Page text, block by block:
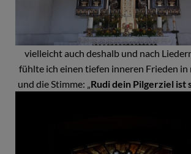
vielleicht auch deshalb und nach
fühlte ich einen tiefen inneren Frieden in
und die Stimme: „Rudi dein Pilgerziel ist